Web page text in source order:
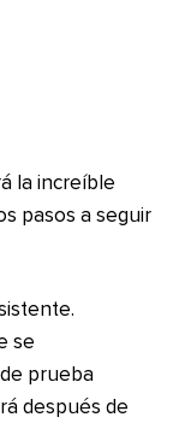
la increíble
pasos a seguir
se
prueba
después de